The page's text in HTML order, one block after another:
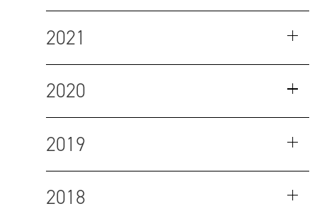
2021
2020
2019
2018